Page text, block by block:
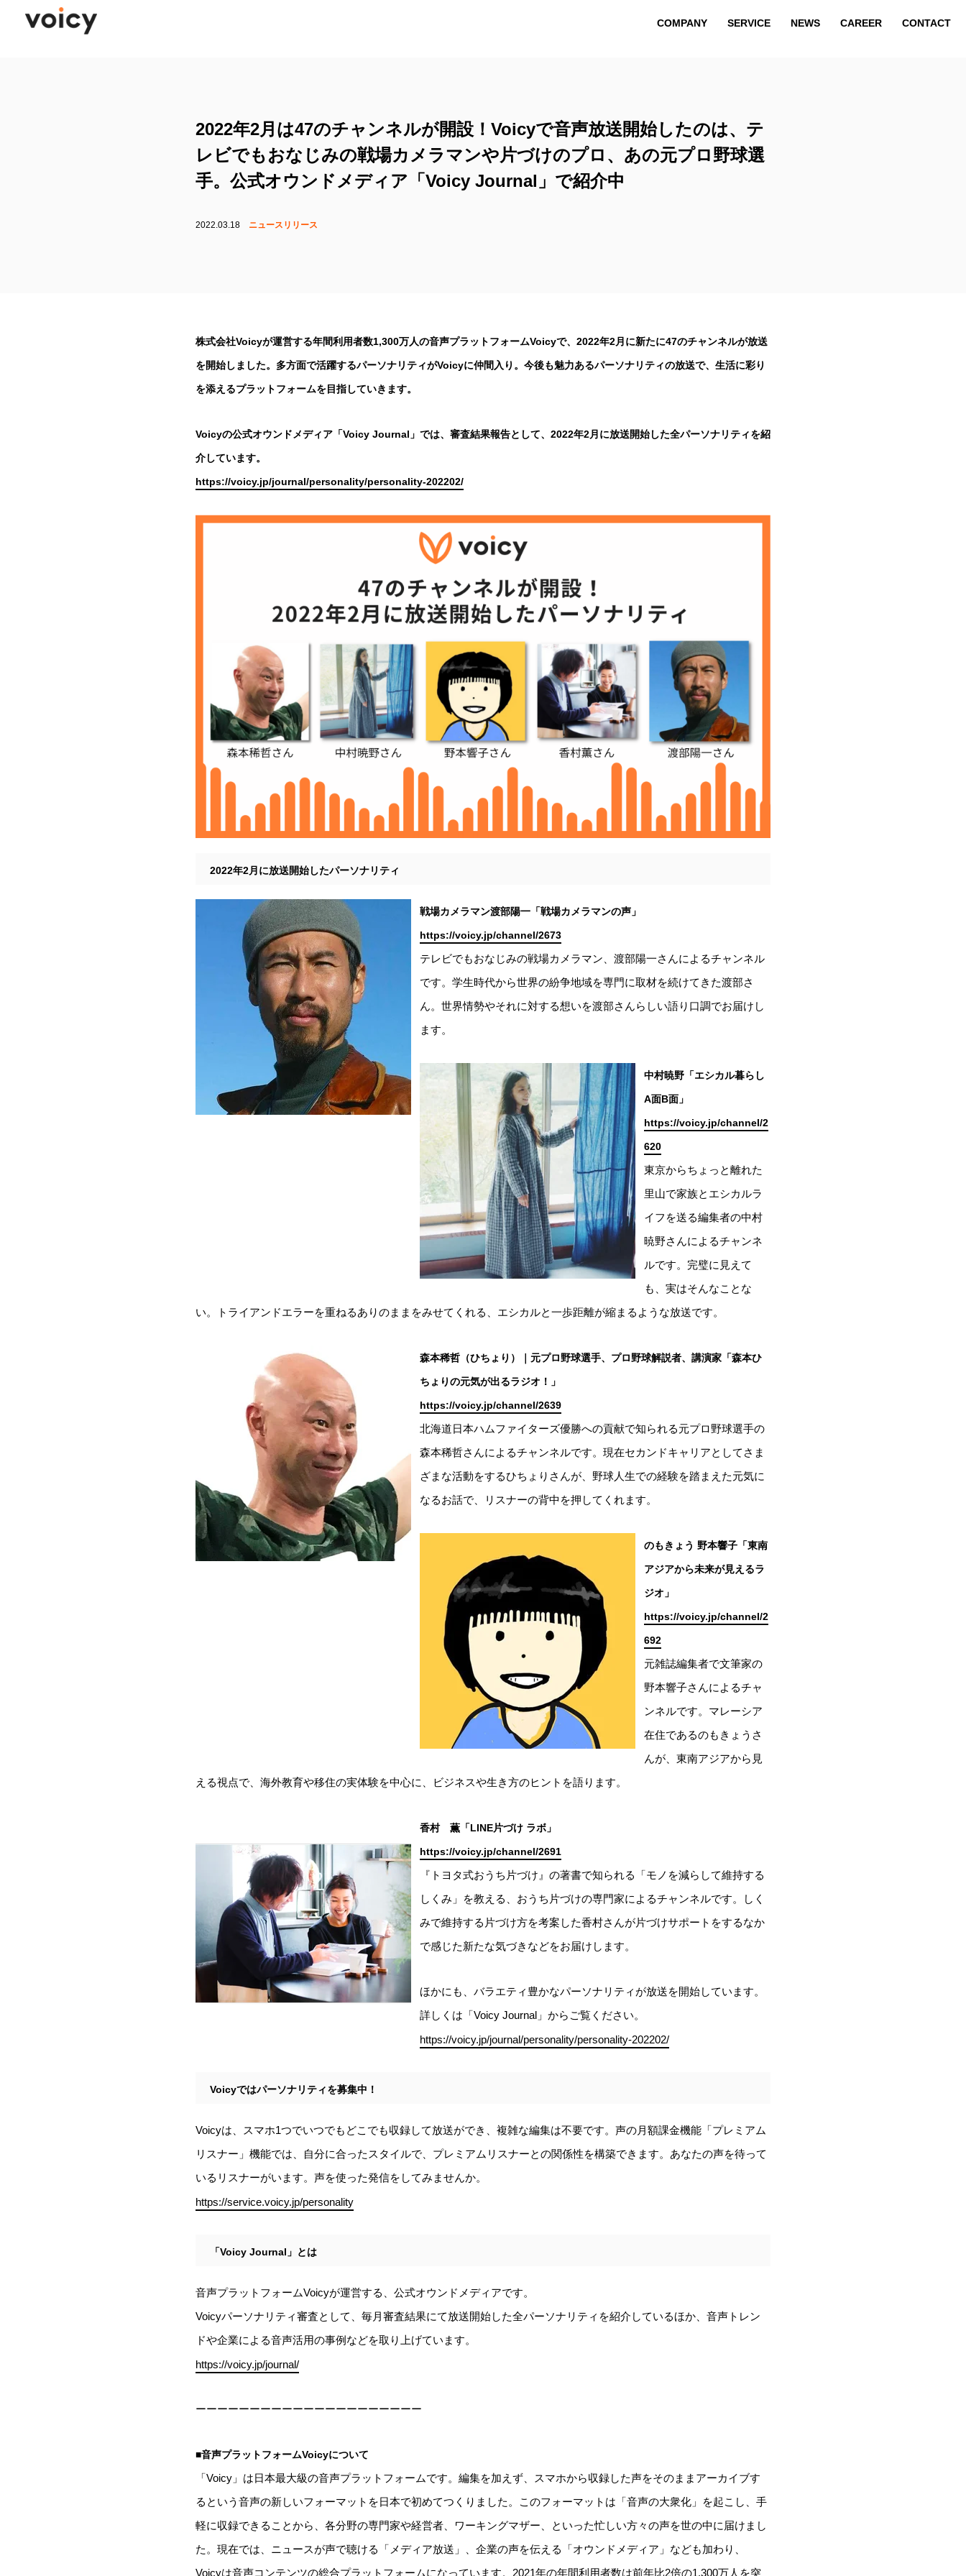
COMPANY SERVICE NEWS CAREER CONTACT
COMPANY SERVICE NEWS CAREER CONTACT
2022年2月は47のチャンネルが開設！Voicyで音声放送開始したのは、テ
レビでもおなじみの戦場カメラマンや片づけのプロ、あの元プロ野球選
手。公式オウンドメディア「Voicy Journal」で紹介中
2022.03.18 ニュースリリース
株式会社Voicyが運営する年間利用者数1,300万人の音声プラットフォームVoicyで、2022年2月に新たに47のチャンネルが放送
を開始しました。多方面で活躍するパーソナリティがVoicyに仲間入り。今後も魅力あるパーソナリティの放送で、生活に彩り
を添えるプラットフォームを目指していきます。
Voicyの公式オウンドメディア「Voicy Journal」では、審査結果報告として、2022年2月に放送開始した全パーソナリティを紹
介しています。
https://voicy.jp/journal/personality/personality-202202/
2022年2月に放送開始したパーソナリティ
戦場カメラマン渡部陽一「戦場カメラマンの声」
https://voicy.jp/channel/2673
テレビでもおなじみの戦場カメラマン、渡部陽一さんによるチャンネル
です。学生時代から世界の紛争地域を専門に取材を続けてきた渡部さ
ん。世界情勢やそれに対する想いを渡部さんらしい語り口調でお届けし
ます。
中村暁野「エシカル暮らし
A面B面」
https://voicy.jp/channel/2
620
東京からちょっと離れた
里山で家族とエシカルラ
イフを送る編集者の中村
暁野さんによるチャンネ
ルです。完璧に見えて
も、実はそんなことな
い。トライアンドエラーを重ねるありのままをみせてくれる、エシカルと一歩距離が縮まるような放送です。
森本稀哲（ひちょり）｜元プロ野球選手、プロ野球解説者、講演家「森本ひ
ちょりの元気が出るラジオ！」
https://voicy.jp/channel/2639
北海道日本ハムファイターズ優勝への貢献で知られる元プロ野球選手の
森本稀哲さんによるチャンネルです。現在セカンドキャリアとしてさま
ざまな活動をするひちょりさんが、野球人生での経験を踏まえた元気に
なるお話で、リスナーの背中を押してくれます。
のもきょう 野本響子「東南
アジアから未来が見えるラ
ジオ」
https://voicy.jp/channel/2
692
元雑誌編集者で文筆家の
野本響子さんによるチャ
ンネルです。マレーシア
在住であるのもきょうさ
んが、東南アジアから見
える視点で、海外教育や移住の実体験を中心に、ビジネスや生き方のヒントを語ります。
香村 薫「LINE片づけ ラボ」
https://voicy.jp/channel/2691
『トヨタ式おうち片づけ』の著書で知られる「モノを減らして維持する
しくみ」を教える、おうち片づけの専門家によるチャンネルです。しく
みで維持する片づけ方を考案した香村さんが片づけサポートをするなか
で感じた新たな気づきなどをお届けします。
ほかにも、バラエティ豊かなパーソナリティが放送を開始しています。
詳しくは「Voicy Journal」からご覧ください。
https://voicy.jp/journal/personality/personality-202202/
Voicyではパーソナリティを募集中！
Voicyは、スマホ1つでいつでもどこでも収録して放送ができ、複雑な編集は不要です。声の月額課金機能「プレミアム
リスナー」機能では、自分に合ったスタイルで、プレミアムリスナーとの関係性を構築できます。あなたの声を待って
いるリスナーがいます。声を使った発信をしてみませんか。
https://service.voicy.jp/personality
「Voicy Journal」とは
音声プラットフォームVoicyが運営する、公式オウンドメディアです。
Voicyパーソナリティ審査として、毎月審査結果にて放送開始した全パーソナリティを紹介しているほか、音声トレン
ドや企業による音声活用の事例などを取り上げています。
https://voicy.jp/journal/
ーーーーーーーーーーーーーーーーーーーーー
■音声プラットフォームVoicyについて
「Voicy」は日本最大級の音声プラットフォームです。編集を加えず、スマホから収録した声をそのままアーカイブす
るという音声の新しいフォーマットを日本で初めてつくりました。このフォーマットは「音声の大衆化」を起こし、手
軽に収録できることから、各分野の専門家や経営者、ワーキングマザー、といった忙しい方々の声を世の中に届けまし
た。現在では、ニュースが声で聴ける「メディア放送」、企業の声を伝える「オウンドメディア」なども加わり、
Voicyは音声コンテンツの総合プラットフォームになっています。2021年の年間利用者数は前年比2倍の1,300万人を突